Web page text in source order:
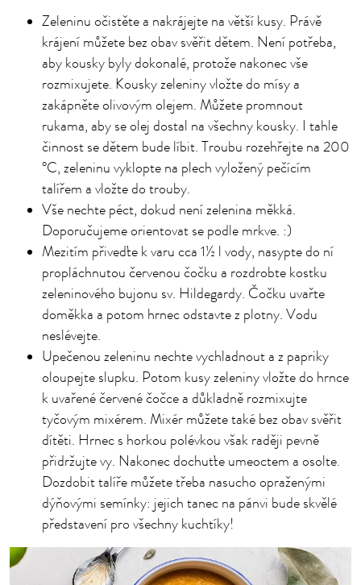
Zeleninu očistěte a nakrájejte na větší kusy. Právě
krájení můžete bez obav svěřit dětem. Není potřeba,
aby kousky byly dokonalé, protože nakonec vše
rozmixujete. Kousky zeleniny vložte do mísy a
zakápněte olivovým olejem. Můžete promnout
rukama, aby se olej dostal na všechny kousky. I tahle
činnost se dětem bude líbit. Troubu rozehřejte na 200
°C, zeleninu vyklopte na plech vyložený pečícím
talířem a vložte do trouby.
Vše nechte péct, dokud není zelenina měkká.
Doporučujeme orientovat se podle mrkve. :)
Mezitím přiveďte k varu cca 1½ l vody, nasypte do ní
propláchnutou červenou čočku a rozdrobte kostku
zeleninového bujonu sv. Hildegardy. Čočku uvařte
doměkka a potom hrnec odstavte z plotny. Vodu
neslévejte.
Upečenou zeleninu nechte vychladnout a z papriky
oloupejte slupku. Potom kusy zeleniny vložte do hrnce
k uvařené červené čočce a důkladně rozmixujte
tyčovým mixérem. Mixér můžete také bez obav svěřit
dítěti. Hrnec s horkou polévkou však raději pevně
přidržujte vy. Nakonec dochuťte umeoctem a osolte.
Dozdobit talíře můžete třeba nasucho opraženými
dýňovými semínky: jejich tanec na pánvi bude skvělé
představení pro všechny kuchtíky!